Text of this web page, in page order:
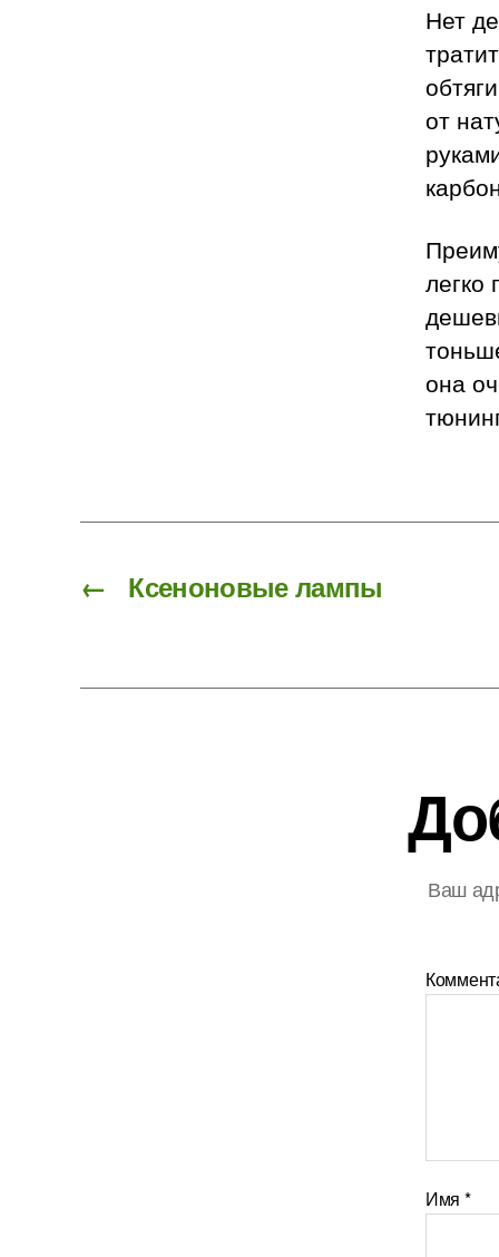
Нет
от
легко
она
← Ксеноновые лампы
Ваш
Имя *